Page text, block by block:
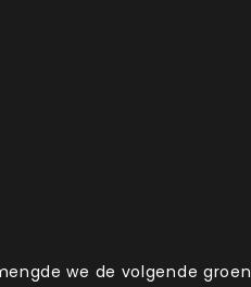
we de volgende